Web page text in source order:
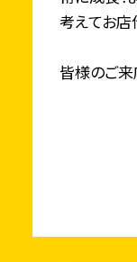
考えてお店
皆様のご来